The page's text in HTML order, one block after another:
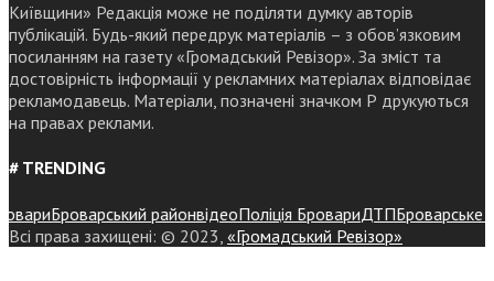
Київщини» Редакція може не поділяти думку авторів
публікацій. Будь-який передрук матеріалів – з обов’язковим
посиланням на газету «Громадський Ревізор». За зміст та
достовірність інформації у рекламних матеріалах відповідає
рекламодавець. Матеріали, позначені значком Р друкуються
на правах реклами.
# TRENDING
Броварський районвідеоПоліція БровариДТПБроварське
Всі права захищені: © 2023, «Громадський Ревізор»